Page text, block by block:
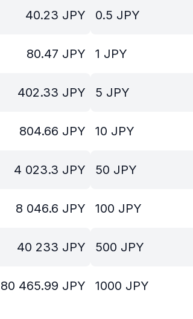
40.23 JPY
80.47 JPY
402.33 JPY
804.66 JPY
4 023.3 JPY
8 046.6 JPY
40 233 JPY
80 465.99 JPY
0.5 JPY
1 JPY
5 JPY
10 JPY
50 JPY
100 JPY
500 JPY
1000 JPY